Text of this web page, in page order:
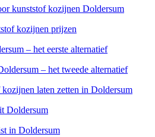
kunststof kozijnen Doldersum
kozijnen prijzen
– het eerste alternatief
– het tweede alternatief
laten zetten in Doldersum
Doldersum
in Doldersum